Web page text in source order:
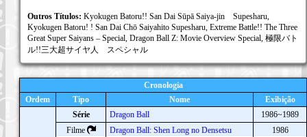
Outros Títulos: Kyokugen Batoru!! San Dai Sūpā Saiya-jin Supesharu,
Kyokugen Batoru! ! San Dai Chō Saiyahito Supesharu, Extreme Battle!! The Three
Great Super Saiyans – Special, Dragon Ball Z: Movie Overview Special, 極限バト
ル!!三大超サイヤ人 スペシャル
Cronologia
Ordem
Tipo Nome Exibição
Série Dragon Ball
1986~1989
Filme
Dragon Ball: Shen Long no Densetsu
1986